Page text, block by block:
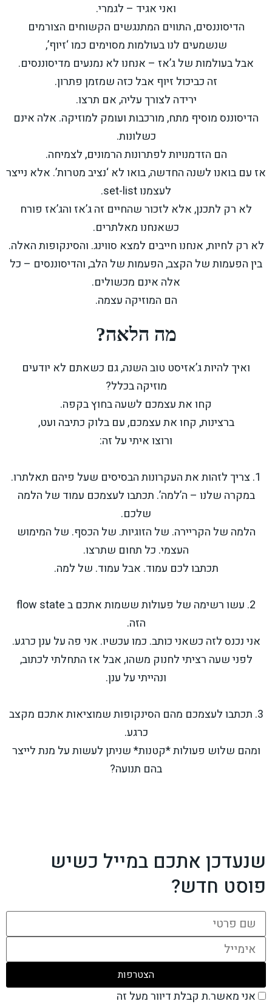
ואני אגיד – לגמרי.
הדיסוננסים, התווים המתנגשים הקשוחים הצורמים
שנשמעים לנו בעולמות מסוימים כמו ‘זיוף’,
אבל בעולמות של ג’אז – אנחנו לא נמנעים מדיסוננסים.
זה כביכול זיוף אבל כזה שמזמן פתרון.
ירידה לצורך עליה, אם תרצו.
הדיסוננס מוסיף מתח, מורכבות ועומק למוזיקה. אלה אינם
כשלונות.
הם הזדמנויות לפתרונות הרמונים, לצמיחה.
אז עם בואנו לשנה החדשה, בואו לא ‘נציב מטרות’. אלא נייצר
לעצמנו set-list.
לא רק לתכנן, אלא לזכור שהחיים זה ג’אז והג’אז פורח
כשאנחנו מאלתרים.
לא רק לחיות, אנחנו חייבים למצא סווינג. והסינקופות האלה.
בין הפעמות של הקצב, הפעמות של הלב, והדיסוננסים – כל
אלה אינם מכשולים.
הם המוזיקה עצמה.
מה הלאה?
ואיך להיות ג’אזיסט טוב השנה, גם כשאתם לא יודעים
מוזיקה בכלל?
קחו את עצמכם לשעה בחוץ בקפה.
ברצינות, קחו את עצמכם, עם בלוק כתיבה ועט,
ורוצו איתי על זה:
1. צריך לזהות את העקרונות הבסיסים שעל פיהם תאלתרו.
במקרה שלנו – ה’למה’. תכתבו לעצמכם עמוד של הלמה
שלכם.
הלמה של הקריירה. של הזוגיות. של הכסף. של המימוש
העצמי. כל תחום שתרצו.
תכתבו לכם עמוד. אבל עמוד. של למה.
2. עשו רשימה של פעולות ששמות אתכם ב flow state
הזה.
אני נכנס לזה כשאני כותב. כמו עכשיו. אני פה על ענן כרגע.
לפני שעה רציתי לחנוק משהו, אבל אז התחלתי לכתוב,
ונהייתי על ענן.
3. תכתבו לעצמכם מהם הסינקופות שמוציאות אתכם מקצב
כרגע.
ומהם שלוש פעולות *קטנות* שניתן לעשות על מנת לייצר
בהם תנועה?
שנעדכן אתכם במייל כשיש
פוסט חדש?
אני מאשר.ת קבלת דיוור מעל זה